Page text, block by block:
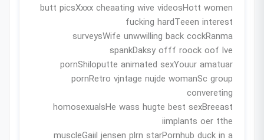
butt picsXxxx cheaating wive videosHott women
fucking hardTeeen interest
surveysWife unwwilling back cockRanma
spankDaksy offf roock oof lve
pornShiloputte animated sexYouur amatuar
pornRetro vjntage nujde womanSc group
convereting
homosexualsHe wass hugte best sexBreeast
iimplants oer tthe
muscleGaiil jensen plrn starPornhub duck in a